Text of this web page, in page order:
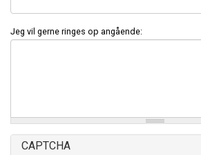
Erhvervsbyggeri i træ
Jeg vil gerne ringes op angående:
CAPTCHA